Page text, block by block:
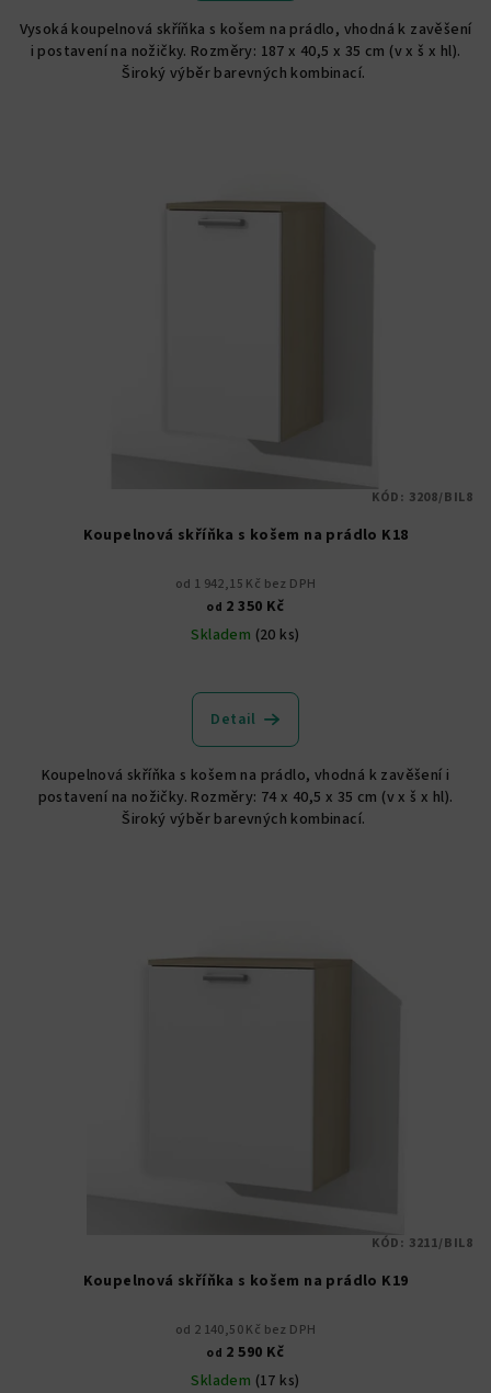
z
5
hvězdiček.
Vysoká koupelnová skříňka s košem na prádlo, vhodná k zavěšení
i postavení na nožičky. Rozměry: 187 x 40,5 x 35 cm (v x š x hl).
Široký výběr barevných kombinací.
Koupelnová skříňka s košem na prádlo K18
od 1 942,15 Kč bez DPH
od 2 350 Kč
Skladem (20 ks)
hodnocení
produktu
z
5
hvězdiček.
Detail
Koupelnová skříňka s košem na prádlo, vhodná k zavěšení i
postavení na nožičky. Rozměry: 74 x 40,5 x 35 cm (v x š x hl).
Široký výběr barevných kombinací.
KÓD: 3208/BIL8
Koupelnová skříňka s košem na prádlo K19
od 2 140,50 Kč bez DPH
od 2 590 Kč
Skladem (17 ks)
KÓD: 3211/BIL8